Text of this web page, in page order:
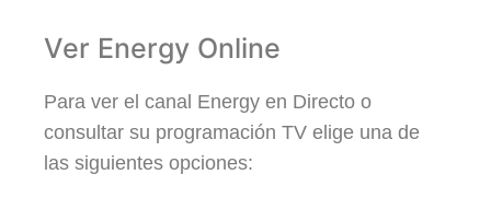
Ver Energy Online
Para ver el canal Energy en Directo o
consultar su programación TV elige una de
las siguientes opciones: